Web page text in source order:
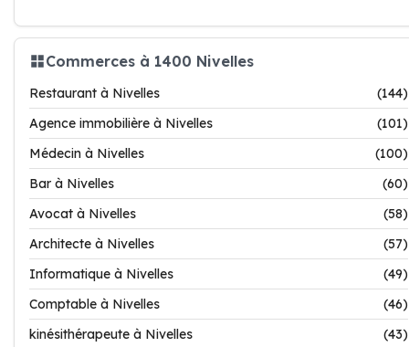
Commerces à 1400 Nivelles
Restaurant à Nivelles
(144)
Agence immobilière à Nivelles
(101)
Médecin à Nivelles
(100)
Bar à Nivelles
(60)
Avocat à Nivelles
(58)
Architecte à Nivelles
(57)
Informatique à Nivelles
(49)
Comptable à Nivelles
(46)
kinésithérapeute à Nivelles
(43)